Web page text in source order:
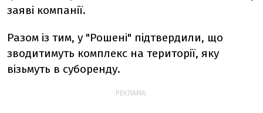
заяві компанії.
Разом із тим, у "Рошені" підтвердили, що
зводитимуть комплекс на території, яку
візьмуть в суборенду.
РЕКЛАМА: